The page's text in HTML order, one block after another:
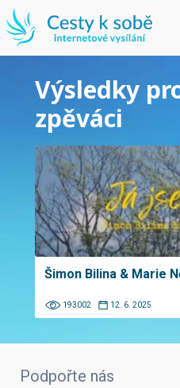
Výsledky
zpěváci
Šimon Bilina & Marie
193002 12. 6. 2025
Podpořte nás